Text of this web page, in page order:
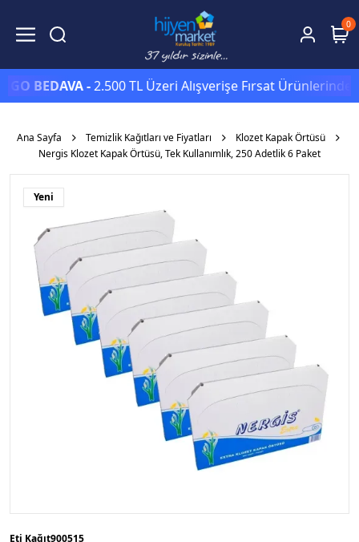
0
BEDAVA -2.500 TL Üzeri Alışverişe Fırsat Ürünlerinde
Ana Sayfa Temizlik Kağıtları ve Fiyatları
Klozet Kapak Örtüsü
Nergis Klozet Kapak Örtüsü, Tek Kullanımlık, 250 Adetlik 6 Paket
Yeni
Eti Kağıt900515